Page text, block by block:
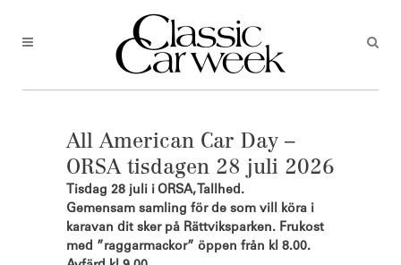
All American Car Day –
ORSA tisdagen 28 juli 2026
Tisdag 28 juli i ORSA, Tallhed.
Gemensam samling för de som vill köra i
karavan dit sker på Rättviksparken. Frukost
med ”raggarmackor” öppen från kl 8.00.